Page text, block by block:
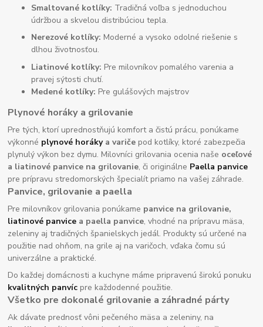
Smaltované kotlíky: Tradičná voľba s jednoduchou
údržbou a skvelou distribúciou tepla.
Nerezové kotlíky: Moderné a vysoko odolné riešenie s
dlhou životnosťou.
Liatinové kotlíky: Pre milovníkov pomalého varenia a
pravej sýtosti chutí.
Medené kotlíky: Pre gulášových majstrov
Plynové horáky a grilovanie
Pre tých, ktorí uprednostňujú komfort a čistú prácu, ponúkame
výkonné plynové horákya variče pod kotlíky, ktoré zabezpečia
plynulý výkon bez dymu. Milovníci grilovania ocenia naše oceľové
a liatinové panvice na grilovanie, či originálne Paella panvice
pre prípravu stredomorských špecialít priamo na vašej záhrade.
Panvice, grilovanie a paella
Pre milovníkov grilovania ponúkame panvice na grilovanie,
liatinové panvice a paella panvice, vhodné na prípravu mäsa,
zeleniny aj tradičných španielskych jedál. Produkty sú určené na
použitie nad ohňom, na grile aj na varičoch, vďaka čomu sú
univerzálne a praktické.
Do každej domácnosti a kuchyne máme pripravenú širokú ponuku
kvalitných panvíc pre každodenné použitie.
Všetko pre dokonalé grilovanie a záhradné párty
Ak dávate prednosť vôni pečeného mäsa a zeleniny, na